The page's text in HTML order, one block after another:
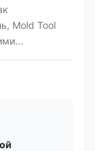
Mold Tool